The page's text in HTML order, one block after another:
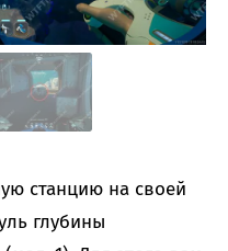
станцию на своей
глубины